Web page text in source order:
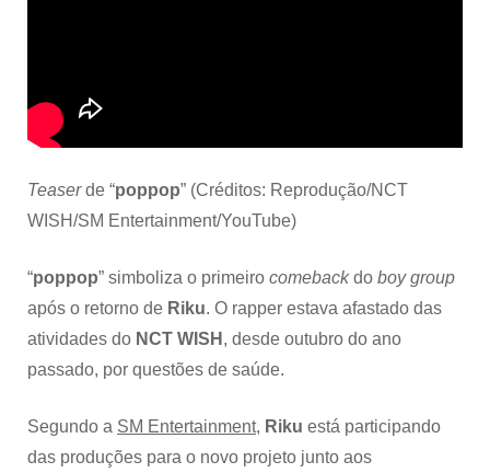
Teaserde “poppop” (Créditos: Reprodução/NCT
WISH/SM Entertainment/YouTube)
“poppop” simboliza o primeiro comebackdo boy group
após o retorno de Riku. O rapper estava afastado das
atividades do NCT WISH , desde outubro do ano
passado, por questões de saúde.
Segundo a SM Entertainment, Riku está participando
das produções para o novo projeto junto aos